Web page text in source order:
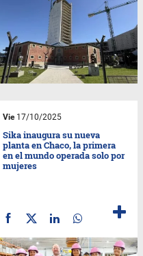
Vie17/10/2025
Sika inaugura su nueva
planta en Chaco, la primera
en el mundo operada solo por
mujeres